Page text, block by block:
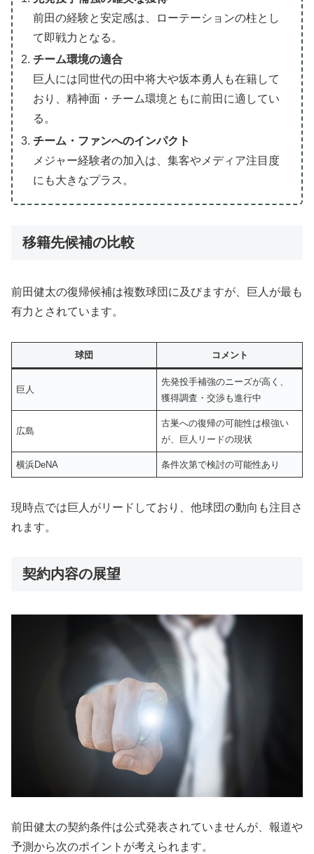
前田の経験と安定感は、ローテーションの柱とし
て即戦力となる。
チーム環境の適合
巨人には同世代の田中将大や坂本勇人も在籍して
おり、精神面・チーム環境ともに前田に適してい
る。
チーム・ファンへのインパクト
メジャー経験者の加入は、集客やメディア注目度
にも大きなプラス。
移籍先候補の比較
前田健太の復帰候補は複数球団に及びますが、巨人が最も
有力とされています。
球団 コメント
巨人
先発投手補強のニーズが高く、
獲得調査・交渉も進行中
広島
古巣への復帰の可能性は根強い
が、巨人リードの現状
横浜DeNA 条件次第で検討の可能性あり
現時点では巨人がリードしており、他球団の動向も注目さ
れます。
契約内容の展望
前田健太の契約条件は公式発表されていませんが、報道や
予測から次のポイントが考えられます。